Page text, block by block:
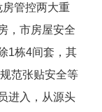
管控两大重
，市房屋安全
1栋4间套，其
范张贴安全等
进入，从源头